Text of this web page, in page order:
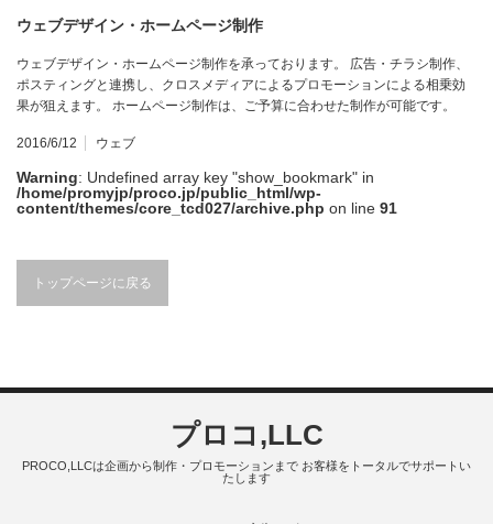
ウェブデザイン・ホームページ制作
ウェブデザイン・ホームページ制作を承っております。 広告・チラシ制作、
ポスティングと連携し、クロスメディアによるプロモーションによる相乗効
果が狙えます。 ホームページ制作は、ご予算に合わせた制作が可能です。
2016/6/12 ウェブ
Warning: Undefined array key "show_bookmark" in
/home/promyjp/proco.jp/public_html/wp-
content/themes/core_tcd027/archive.php on line 91
トップページに戻る
プロコ,LLC
PROCO,LLCは企画から制作・プロモーションまで お客様をトータルでサポートい
たします